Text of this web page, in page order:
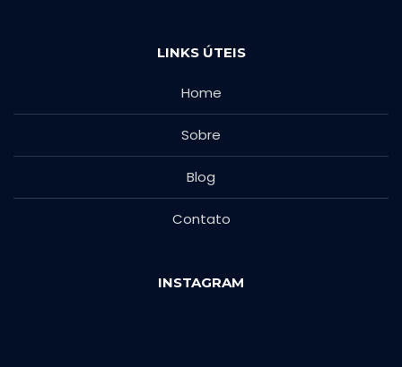
LINKS ÚTEIS
Home
Sobre
Blog
Contato
INSTAGRAM